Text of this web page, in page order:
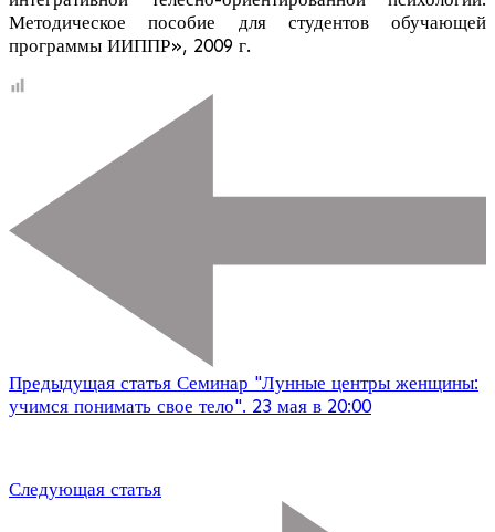
Методическое пособие для студентов обучающей
программы ИИППР», 2009 г.
Предыдущая статья Семинар "Лунные центры женщины:
учимся понимать свое тело". 23 мая в 20:00
Следующая статья